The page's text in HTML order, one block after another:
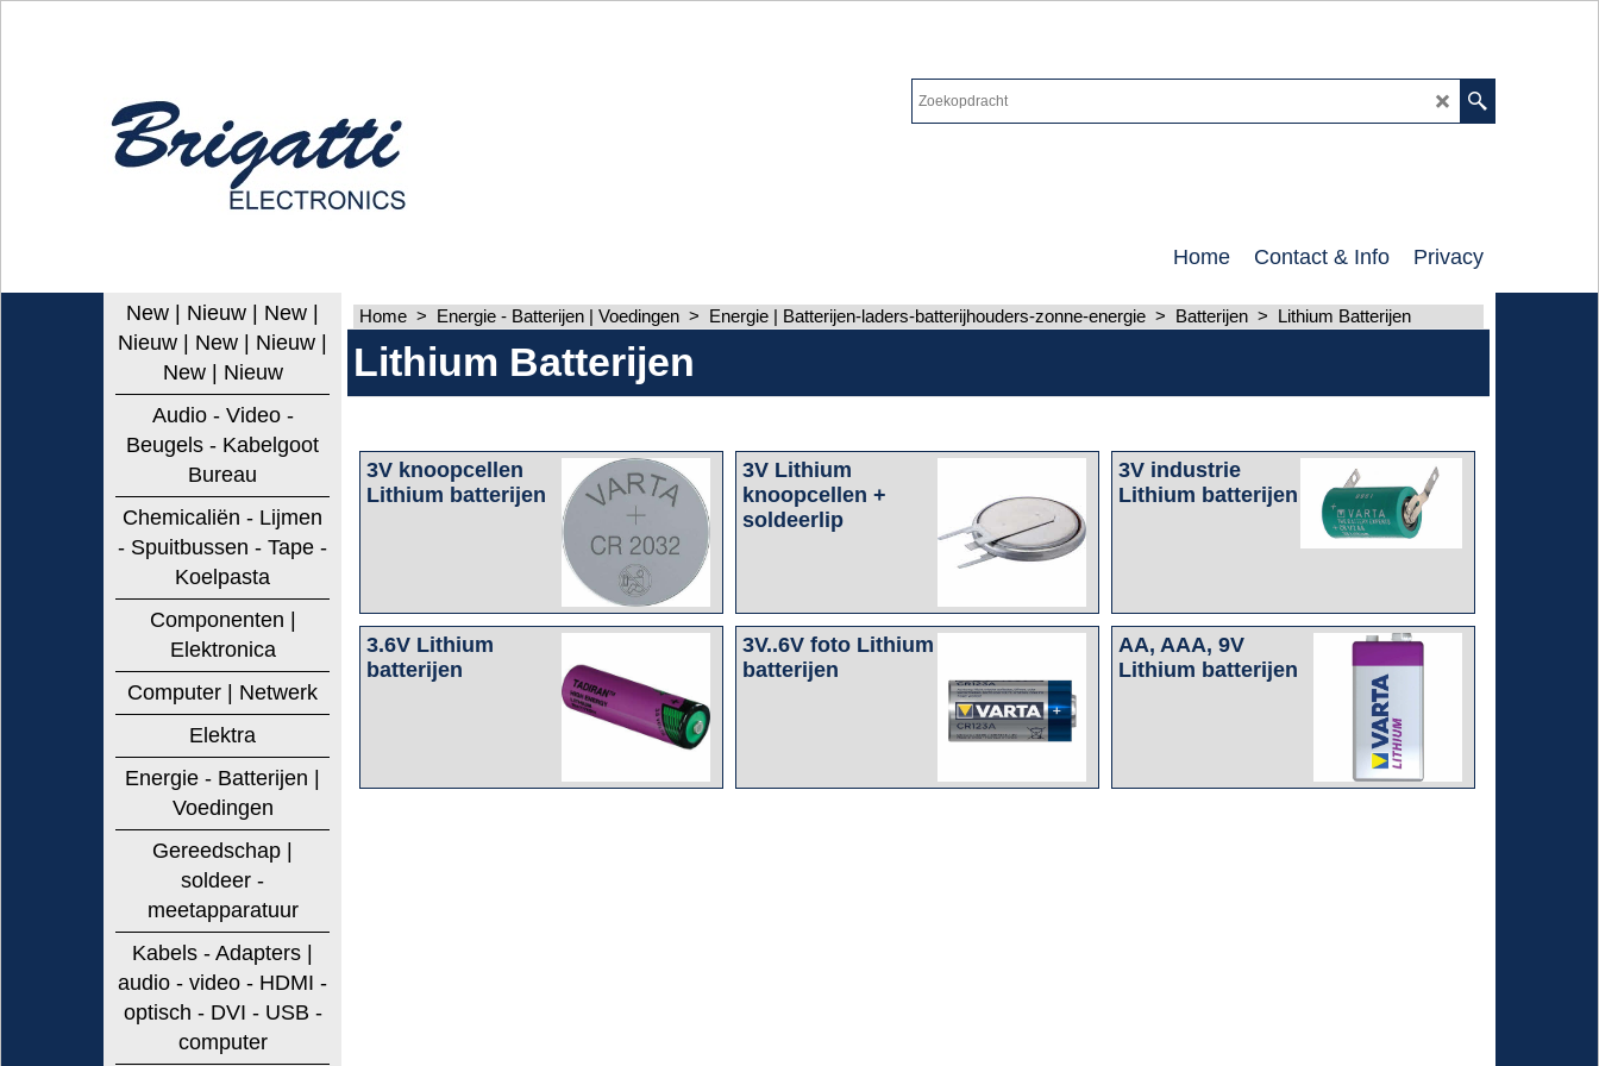
Home Contact & Info Privacy
New | Nieuw | New |
Nieuw | New | Nieuw |
New | Nieuw
Audio - Video -
Beugels - Kabelgoot
Bureau
Chemicaliën - Lijmen
- Spuitbussen - Tape -
Koelpasta
Componenten |
Elektronica
Computer | Netwerk
Elektra
Energie - Batterijen |
Voedingen
Gereedschap |
soldeer -
meetapparatuur
Kabels - Adapters |
audio - video - HDMI -
optisch - DVI - USB -
computer
Home > Energie - Batterijen | Voedingen > Energie | Batterijen-laders-batterijhouders-zonne-energie > Batterijen > Lithium Batterijen
Lithium Batterijen
3V knoopcellen
Lithium batterijen
3V Lithium
knoopcellen +
soldeerlip
3V industrie
Lithium batterijen
3.6V Lithium
batterijen
3V..6V foto Lithium
batterijen
AA, AAA, 9V
Lithium batterijen